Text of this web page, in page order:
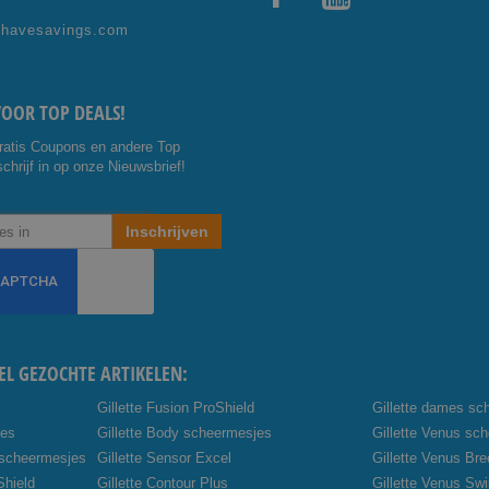
TOP DEALS!
Coupons en andere Top
in op onze Nieuwsbrief!
Inschrijven
GEZOCHTE ARTIKELEN:
Gillette Fusion ProShield
Gillette Body scheermesjes
Gillette Sensor Excel
Gillette Contour Plus
Gillette dames
Gillette Venus
Gillette Venus
Gillette Venus